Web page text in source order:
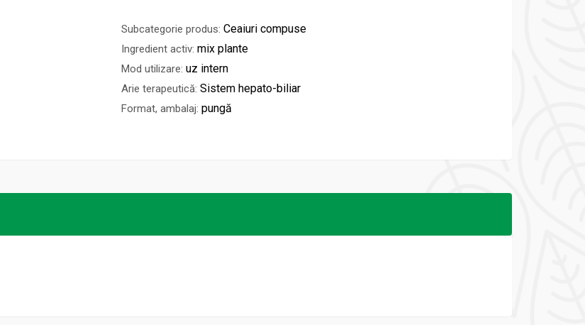
Subcategorie produs: Ceaiuri compuse
Ingredient activ: mix plante
Mod utilizare: uz intern
Arie terapeutică: Sistem hepato-biliar
Format, ambalaj: pungă